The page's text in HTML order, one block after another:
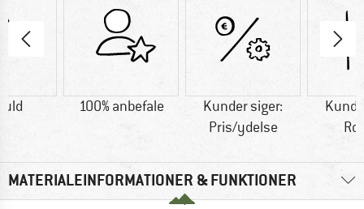
100% anbefale
Kunder siger:
Pris/ydelse
MATERIALEINFORMATIONER & FUNKTIONER